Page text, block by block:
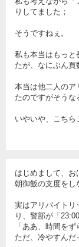
りしてました；
そうですねぇ。
私も本当はもっと
たが、なにぶん
本当は他二人のア
たのですがそう
いやいや、こちら
はじめまして、お
朝御飯の支度を
実はアリバイトリ
り、警部が「
「ああ、時間を
ただ、冷やすんだ